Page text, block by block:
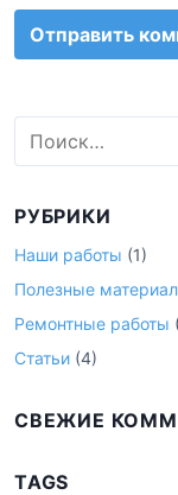
и
:
РУБРИКИ
Наши работы (1)
Полезные
Ремонтные работы
Статьи (4)
СВЕЖИЕ
TAGS